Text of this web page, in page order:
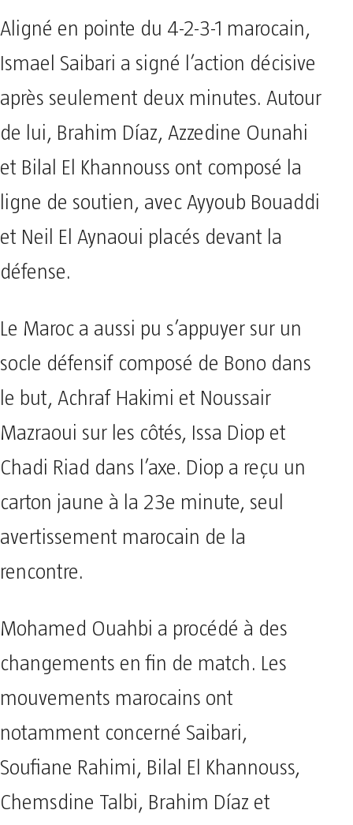
Aligné en pointe du 4-2-3-1 marocain,
Ismael Saibari a signé l’action décisive
après seulement deux minutes. Autour
de lui, Brahim Díaz, Azzedine Ounahi
et Bilal El Khannouss ont composé la
ligne de soutien, avec Ayyoub Bouaddi
et Neil El Aynaoui placés devant la
défense.
Le Maroc a aussi pu s’appuyer sur un
socle défensif composé de Bono dans
le but, Achraf Hakimi et Noussair
Mazraoui sur les côtés, Issa Diop et
Chadi Riad dans l’axe. Diop a reçu un
carton jaune à la 23e minute, seul
avertissement marocain de la
rencontre.
Mohamed Ouahbi a procédé à des
changements en fin de match. Les
mouvements marocains ont
notamment concerné Saibari,
Soufiane Rahimi, Bilal El Khannouss,
Chemsdine Talbi, Brahim Díaz et